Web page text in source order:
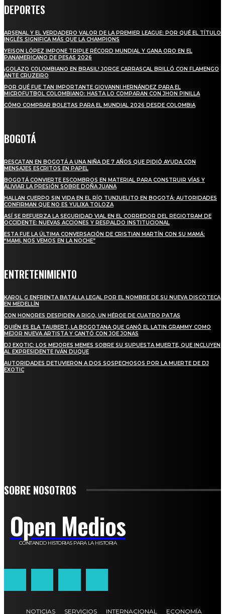
DEPORTES
ARSENAL Y EL VERDADERO VALOR DE LA PREMIER LEAGUE: POR QUÉ EL TÍTULO
INGLÉS SIGNIFICA MÁS QUE LA CHAMPIONS
YEISON LÓPEZ IMPONE TRIPLE RÉCORD MUNDIAL Y GANA ORO EN EL
PANAMERICANO DE PESAS 2026
¡GOLAZO COLOMBIANO EN BRASIL! JORGE CARRASCAL BRILLÓ CON FLAMENGO
ANTE CRUZEIRO
POR QUÉ FUE TAN IMPORTANTE GIOVANNI HERNÁNDEZ PARA EL
MICROFUTBOL COLOMBIANO: HASTA LO COMPARAN CON JHON PINILLA
CÓMO COMPRAR BOLETAS PARA EL MUNDIAL 2026 DESDE COLOMBIA
BOGOTÁ
RESCATAN EN BOGOTÁ A UNA NIÑA DE 7 AÑOS QUE PIDIÓ AYUDA CON
MENSAJES ESCRITOS EN PAPEL
BOGOTÁ CONVIERTE ESCOMBROS EN MATERIAL PARA CONSTRUIR VÍAS Y
ALIVIAR LA PRESIÓN SOBRE DOÑA JUANA
HALLAN CUERPO SIN VIDA EN EL RÍO TUNJUELITO EN BOGOTÁ: AUTORIDADES
CONFIRMAN QUE NO ES YULIXA TOLOZA
ASÍ SE REFUERZA LA SEGURIDAD VIAL EN EL CORREDOR DEL REGIOTRAM DE
OCCIDENTE: NUEVAS ACCIONES Y RESPALDO INSTITUCIONAL
ESTA FUE LA ÚLTIMA CONVERSACIÓN DE CRISTIAN MARTÍN CON SU MAMÁ:
“MAMI, NOS VEMOS EN LA NOCHE”
ENTRETENIMIENTO
KAROL G ENFRENTA BATALLA LEGAL POR EL NOMBRE DE SU NUEVA DISCOTECA
EN MEDELLÍN
CON HONORES DESPIDEN A RIGO, UN HÉROE DE CUATRO PATAS
QUIÉN ES ELA TAUBERT, LA BOGOTANA QUE GANÓ EL LATIN GRAMMY COMO
MEJOR NUEVA ARTISTA Y CANTÓ CON JOE JONAS
DJ EXOTIC: LOS MEJORES MEMES SOBRE SU SUPUESTA MUERTE, QUE INCLUYEN
AL EXPRESIDENTE IVÁN DUQUE
AUTORIDADES DETUVIERON A DOS SOSPECHOSOS POR LA MUERTE DE DJ
EXOTIC
SOBRE NOSOTROS
Open Medios
CONTANDO HISTORIAS PARA LA HISTORIA
NOTICIAS SERVICIOS INTERNACIONAL ECONOMÍA